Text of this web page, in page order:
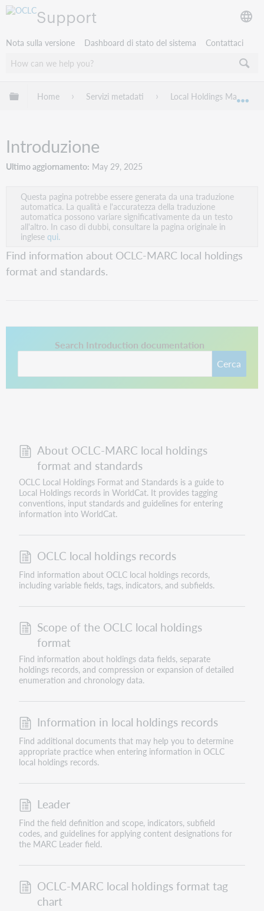
Support
Nota sulla versione Dashboard di stato del sistema Contattaci
Espandi/comprimi la gerarchia globale
Home Servizi metadati Local Holdings
Introduzione
Ultimo aggiornamento May 29, 2025
Questa pagina potrebbe essere generata da una traduzione
automatica. La qualità e l'accuratezza della traduzione
automatica possono variare significativamente da un testo
all'altro. In caso di dubbi, consultare la pagina originale in
inglesequi.
Find information about OCLC-MARC local holdings
format and standards.
Search Introduction documentation
Cerca
Questo collegamento si apre in una nuova scheda.
About OCLC-MARC local holdings
format and standards
OCLC Local Holdings Format and Standards is a guide to
Local Holdings records in WorldCat. It provides tagging
conventions, input standards and guidelines for entering
information into WorldCat.
OCLC local holdings records
Find information about OCLC local holdings records,
including variable fields, tags, indicators, and subfields.
Scope of the OCLC local holdings
format
Find information about holdings data fields, separate
holdings records, and compression or expansion of detailed
enumeration and chronology data.
Information in local holdings records
Find additional documents that may help you to determine
appropriate practice when entering information in OCLC
local holdings records.
Leader
Find the field definition and scope, indicators, subfield
codes, and guidelines for applying content designations for
the MARC Leader field.
OCLC-MARC local holdings format tag
chart